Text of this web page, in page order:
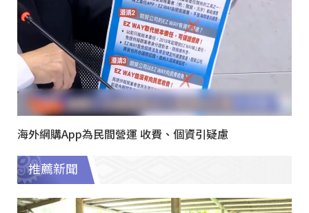
海外網購App為民間營運 收費、個資引疑慮
推薦新聞